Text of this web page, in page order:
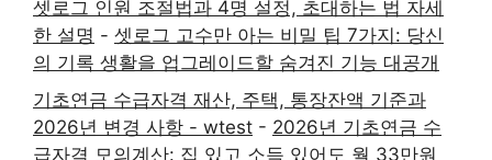
셋로그 인원 조절법과 4명 설정, 초대하는 법 자세
한 설명 - 셋로그 고수만 아는 비밀 팁 7가지: 당신
의 기록 생활을 업그레이드할 숨겨진 기능 대공개
기초연금 수급자격 재산, 주택, 통장잔액 기준과
2026년 변경 사항 - wtest - 2026년 기초연금 수
급자격 모의계산: 집 있고 소득 있어도 월 33만원